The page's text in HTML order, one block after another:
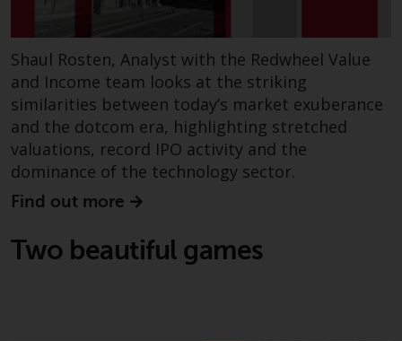
wie 40 Act Funds, einschließlich
Investmentfonds, Anlegern
bestimmte regelmäßige und
standardisierte Preis- und
Bewertungsinformationen zur
Verfügung zu stellen. Qualifizierte
potenzielle Anleger sollten vor
einer Anlage in diese Fonds das
Angebotsprospekt und andere
konsultieren, um eine
vollständige Liste der Risiken und
Shaul Rosten, Analyst with the Redwheel Value
and Income team looks at the striking
similarities between today’s market exuberance
and the dotcom era, highlighting stretched
valuations, record IPO activity and the
dominance of the technology sector.
Find out more
Two beautiful games